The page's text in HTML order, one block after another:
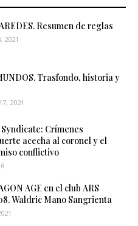
Resumen de reglas
2021
Trasfondo, historia y
2021
Crímenes
acecha al coronel y el
conflictivo
AGE en el club ARS
Waldric Mano Sangrienta